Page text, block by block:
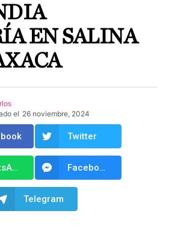
EN SALINA
el 26 noviembre, 2024
Twitter
WhatsApp Facebook Messenger
Telegram